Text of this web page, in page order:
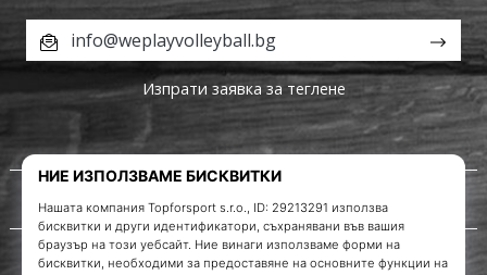
За нас
Обслужване на клиенти
info@weplayvolleyball.bg
Изпрати заявка за теглене